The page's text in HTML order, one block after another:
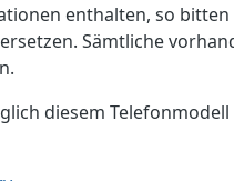
enthalten, so bitten
Sämtliche
diesem